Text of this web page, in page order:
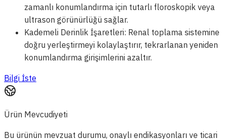
zamanlı konumlandırma için tutarlı floroskopik veya
ultrason görünürlüğü sağlar.
Kademeli Derinlik İşaretleri: Renal toplama sistemine
doğru yerleştirmeyi kolaylaştırır, tekrarlanan yeniden
konumlandırma girişimlerini azaltır.
Bilgi İste
Ürün Mevcudiyeti
Bu ürünün mevzuat durumu, onaylı endikasyonları ve ticari